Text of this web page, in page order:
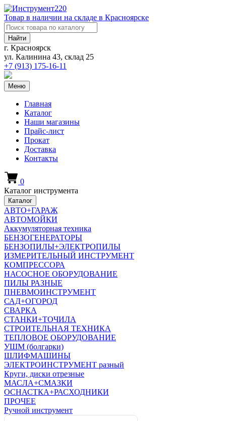
Товар в наличии на складе в Красноярске
Найти
г. Красноярск
ул. Калинина 43, склад 25
+7 (913) 175-16-11
Меню
Главная
Каталог
Наши магазины
Прайс-лист
Прокат
Доставка
Контакты
0
Каталог инструмента
Каталог
АВТО+ГАРАЖ
АВТОМОЙКИ
Аккумуляторная техника
БЕНЗОГЕНЕРАТОРЫ
БЕНЗОПИЛЫ+ЭЛЕКТРОПИЛЫ
ИЗМЕРИТЕЛЬНЫЙ ИНСТРУМЕНТ
КОМПРЕССОРА
НАСОСНОЕ ОБОРУДОВАНИЕ
ПИЛЫ РАЗНЫЕ
ПНЕВМОИНСТРУМЕНТ
САД+ОГОРОД
СВАРКА
СТАНКИ+ТОЧИЛА
СТРОИТЕЛЬНАЯ ТЕХНИКА
ТЕПЛОВОЕ ОБОРУДОВАНИЕ
УШМ (болгарки)
ШЛИФМАШИНЫ
ЭЛЕКТРОИНСТРУМЕНТ разный
Круги, диски отрезные
МАСЛА+СМАЗКИ
ОСНАСТКА+РАСХОДНИКИ
ПРОЧЕЕ
Ручной инструмент